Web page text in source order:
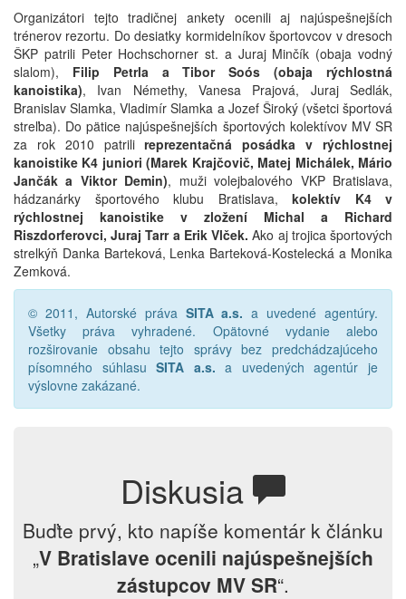
Organizátori tejto tradičnej ankety ocenili aj najúspešnejších
trénerov rezortu. Do desiatky kormidelníkov športovcov v dresoch
ŠKP patrili Peter Hochschorner st. a Juraj Minčík (obaja vodný
slalom), Filip Petrla a Tibor Soós (obaja rýchlostná
kanoistika), Ivan Némethy, Vanesa Prajová, Juraj Sedlák,
Branislav Slamka, Vladimír Slamka a Jozef Široký (všetci športová
streľba). Do pätice najúspešnejších športových kolektívov MV SR
za rok 2010 patrilireprezentačná posádka v rýchlostnej
kanoistike K4 juniori (Marek Krajčovič, Matej Michálek, Mário
Jančák a Viktor Demin), muži volejbalového VKP Bratislava,
hádzanárky športového klubu Bratislava, kolektív K4 v
rýchlostnej kanoistike v zložení Michal a Richard
Riszdorferovci, Juraj Tarr a Erik Vlček. Ako aj trojica športových
strelkýň Danka Barteková, Lenka Barteková-Kostelecká a Monika
Zemková.
© 2011, Autorské práva SITA a.s. a uvedené agentúry.
Všetky práva vyhradené. Opätovné vydanie alebo
rozširovanie obsahu tejto správy bez predchádzajúceho
písomného súhlasuSITA a.s. a uvedených agentúr je
výslovne zakázané.
Diskusia
Buďte prvý, kto napíše komentár k článku
„V Bratislave ocenili najúspešnejších
zástupcov MV SR“.